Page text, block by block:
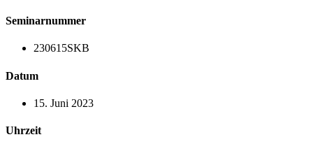
Seminarnummer
230615SKB
Datum
15. Juni 2023
Uhrzeit